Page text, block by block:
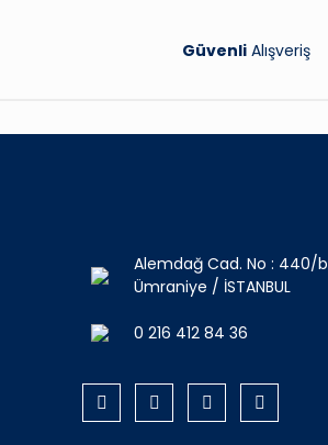
GüvenliAlışveriş
Alemdağ Cad. No : 440/b
Ümraniye / İSTANBUL
0 216 412 84 36